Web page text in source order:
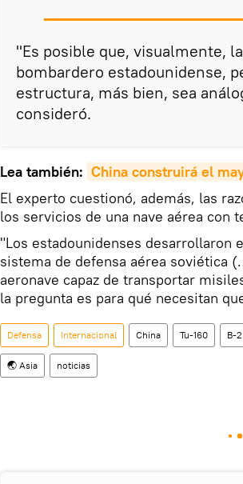
"Es posible que, visualmente,
bombardero estadounidense,
estructura, más bien, sea
consideró.
Lea también: China construirá el
El experto cuestionó, además, las
los servicios de una nave aérea con
"Los estadounidenses desarrollaron
sistema de defensa aérea soviética
aeronave capaz de transportar
la pregunta es para qué necesitan
Defensa Internacional China Tu-160 B-2
🌏 Asia noticias